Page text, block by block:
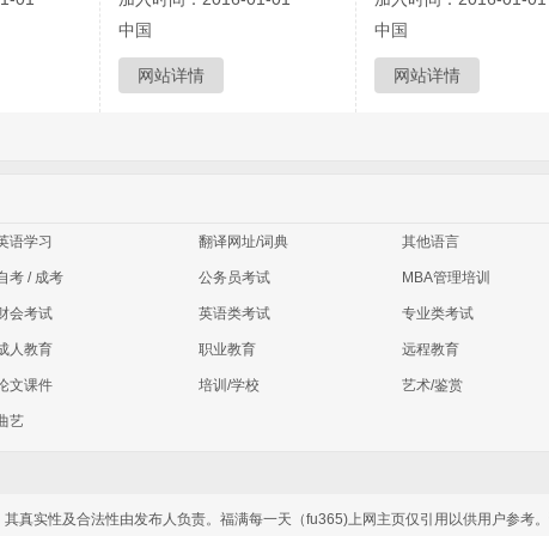
中国
网站详情
中国
网站详情
语学习 翻译网址/词典 其他语言
考 / 成考 公务员考试 MBA管理培训
会考试 英语类考试 专业类考试
人教育 职业教育 远程教育
文课件 培训/学校 艺术/鉴赏
艺
真实性及合法性由发布人负责。福满每一天（fu365)上网主页仅引用以供用户参考